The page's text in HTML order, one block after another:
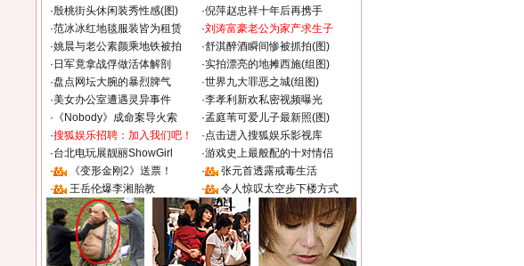
·殷桃街头休闲装秀性感(图) ·倪萍赵忠祥十年后再携手
·范冰冰红地毯服装皆为租赁 ·刘涛富豪老公为家产求生子
·姚晨与老公素颜乘地铁被拍 ·舒淇醉酒瞬间惨被抓拍(图)
· 日军竟拿战俘做活体解剖 ·实拍漂亮的地摊西施(组图)
·盘点网坛大腕的暴烈脾气 ·世界九大罪恶之城(组图)
·美女办公室遭遇灵异事件 ·李孝利新欢私密视频曝光
· 《Nobody》成命案导火索 ·孟庭苇可爱儿子最新照(图)
·搜狐娱乐招聘：加入我们吧！ ·点击进入搜狐娱乐影视库
·台北电玩展靓丽ShowGirl ·游戏史上最般配的十对情侣
·
《变形金刚2》送票！ ·
张元首透露戒毒生活
·
王岳伦爆李湘胎教 · 令人惊叹太空步下楼方式